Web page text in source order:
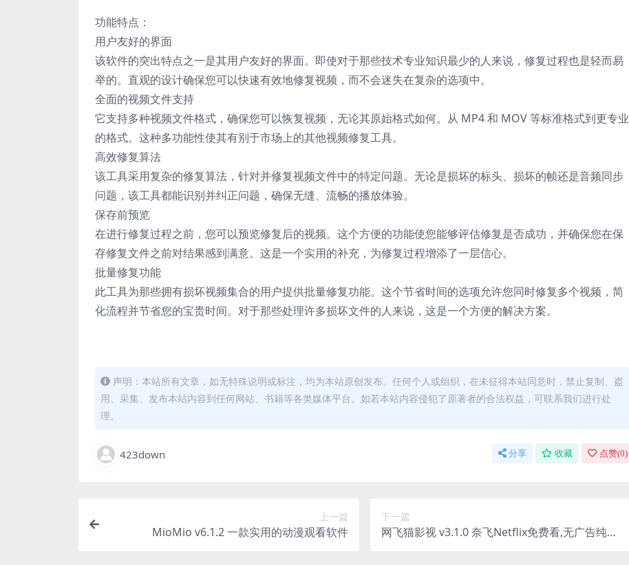
功能特点：
用户友好的界面
该软件的突出特点之一是其用户友好的界面。即使对于那些技术专业知识最少的人来说，修复过程也是轻而易
举的。直观的设计确保您可以快速有效地修复视频，而不会迷失在复杂的选项中。
全面的视频文件支持
它支持多种视频文件格式，确保您可以恢复视频，无论其原始格式如何。从 MP4 和 MOV 等标准格式到更专业
的格式。这种多功能性使其有别于市场上的其他视频修复工具。
高效修复算法
该工具采用复杂的修复算法，针对并修复视频文件中的特定问题。无论是损坏的标头、损坏的帧还是音频同步
问题，该工具都能识别并纠正问题，确保无缝、流畅的播放体验。
保存前预览
在进行修复过程之前，您可以预览修复后的视频。这个方便的功能使您能够评估修复是否成功，并确保您在保
存修复文件之前对结果感到满意。这是一个实用的补充，为修复过程增添了一层信心。
批量修复功能
此工具为那些拥有损坏视频集合的用户提供批量修复功能。这个节省时间的选项允许您同时修复多个视频，简
化流程并节省您的宝贵时间。对于那些处理许多损坏文件的人来说，这是一个方便的解决方案。
声明：本站所有文章，如无特殊说明或标注，均为本站原创发布。任何个人或组织，在未征得本站同意时，禁止复制、盗
用、采集、发布本站内容到任何网站、书籍等各类媒体平台。如若本站内容侵犯了原著者的合法权益，可联系我们进行处
理。
423down 分享 收藏 点赞(0)
上一篇
MioMio v6.1.2 一款实用的动漫观看软件
下一篇
网飞猫影视 v3.1.0 奈飞Netflix免费看,无广告纯净